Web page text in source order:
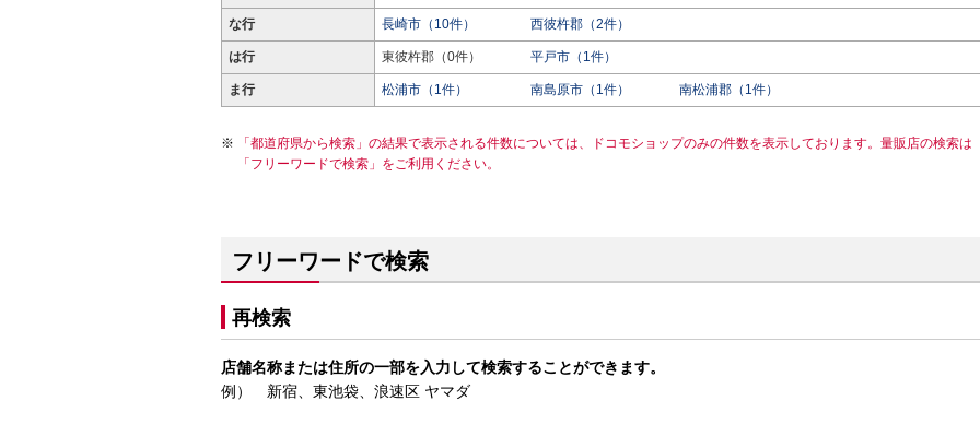
な行 長崎市（10件） 西彼杵郡（2件）
は行 東彼杵郡（0件） 平戸市（1件）
ま行 松浦市（1件） 南島原市（1件） 南松浦郡（1件）
「都道府県から検索」の結果で表示される件数については、ドコモショップのみの件数を表示しております。量販店の検索は
「フリーワードで検索」をご利用ください。
フリーワードで検索
再検索
店舗名称または住所の一部を入力して検索することができます。
例） 新宿、東池袋、浪速区 ヤマダ